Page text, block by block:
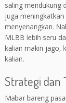
saling mendukung
juga
menyenangkan.
MLBB lebih seru
kalian makin jago,
kalian.
Strategi dan
Mabar bareng